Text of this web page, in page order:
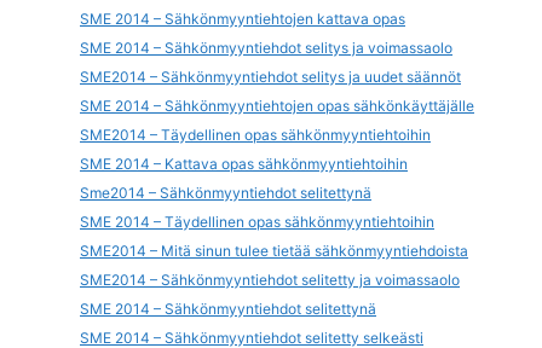
SME 2014 – Sähkönmyyntiehtojen kattava opas
SME 2014 – Sähkönmyyntiehdot selitys ja voimassaolo
SME2014 – Sähkönmyyntiehdot selitys ja uudet säännöt
SME 2014 – Sähkönmyyntiehtojen opas sähkönkäyttäjälle
SME2014 – Täydellinen opas sähkönmyyntiehtoihin
SME 2014 – Kattava opas sähkönmyyntiehtoihin
Sme2014 – Sähkönmyyntiehdot selitettynä
SME 2014 – Täydellinen opas sähkönmyyntiehtoihin
SME2014 – Mitä sinun tulee tietää sähkönmyyntiehdoista
SME2014 – Sähkönmyyntiehdot selitetty ja voimassaolo
SME 2014 – Sähkönmyyntiehdot selitettynä
SME 2014 – Sähkönmyyntiehdot selitetty selkeästi